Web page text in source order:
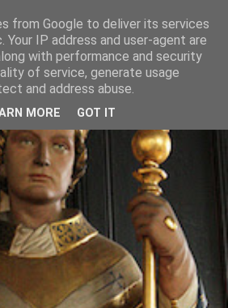
from Google to deliver its services
Your IP address and user-agent are
with performance and security
of service, generate usage
and address abuse.
MORE GOT IT